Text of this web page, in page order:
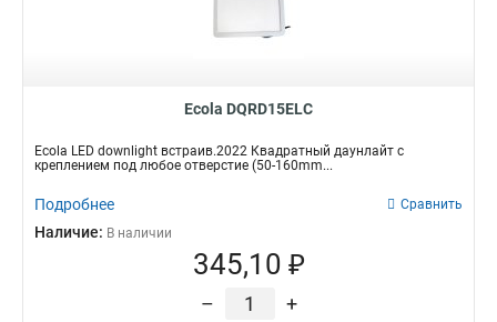
Ecola DQRD15ELC
Ecola LED downlight встраив.2022 Квадратный даунлайт с
креплением под любое отверстие (50-160mm...
Подробнее Сравнить
Наличие: В наличии
345,10 ₽
– +